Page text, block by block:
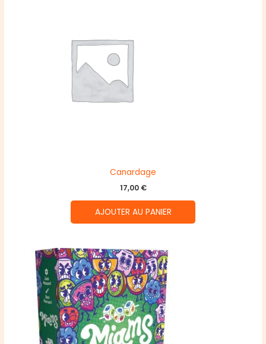
Canardage
17,00 €
AJOUTER AU PANIER